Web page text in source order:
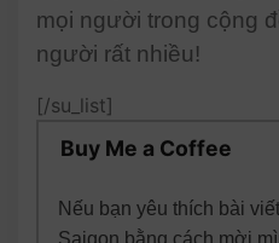
mọi người trong cộng
người rất nhiều!
[/su_list]
Buy Me a Coffee
Nếu bạn yêu thích bài